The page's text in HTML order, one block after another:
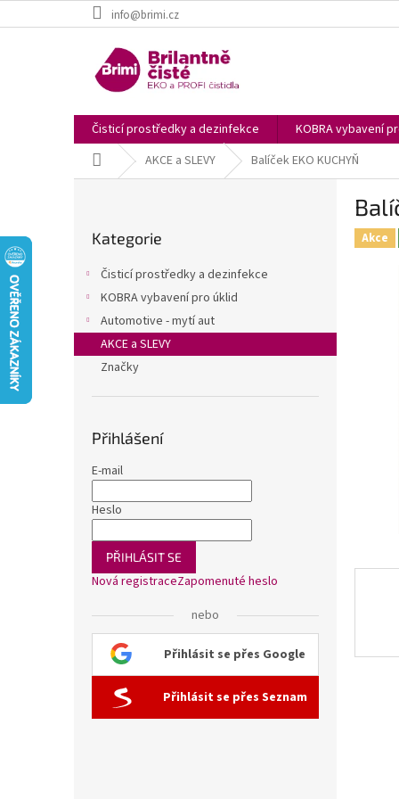
na
info@brimi.cz
Čisticí prostředky a dezinfekce KOBRA vybavení
Domů AKCE a SLEVY Balíček EKO KUCHYŇ
kategorie
Kategorie
Čisticí prostředky a dezinfekce
KOBRA vybavení pro úklid
Automotive - mytí aut
AKCE a SLEVY
Značky
Přihlášení
E-mail
Heslo
PŘIHLÁSIT SE
Nová registraceZapomenuté heslo
nebo
Přihlásit se přes Google
Přihlásit se přes Seznam
Akce